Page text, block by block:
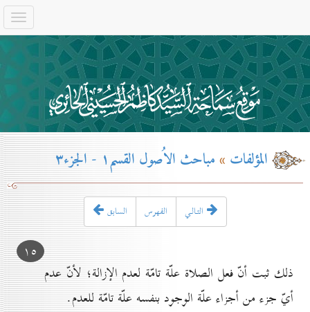
المؤلفات»مباحث الاُصول القسم۱ - الجزء۳
السابق الفهرس التـالـي
۱٥
ذلك ثبت أنّ فعل الصلاة علّة تامّة لعدم الإزالة؛ لأنّ عدم
أيّ جزء من أجزاء علّة الوجود بنفسه علّة تامّة للعدم.